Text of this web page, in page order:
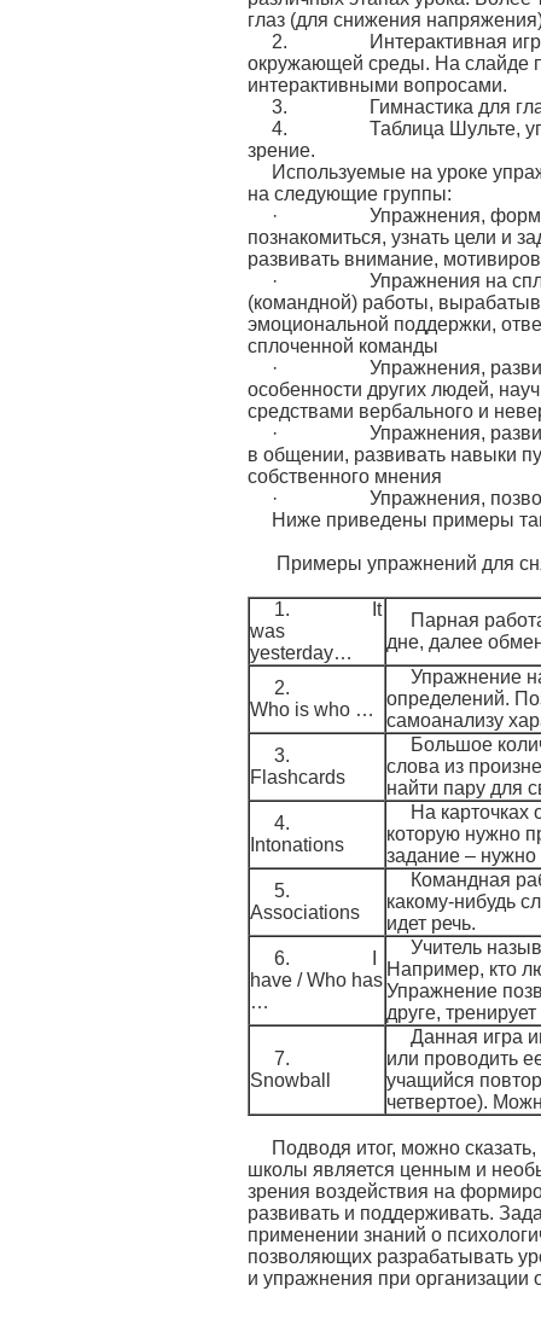
глаз (для снижения
2. Интерактивная игра
окружающей среды. На слайде
интерактивными вопросами.
3. Гимнастика для глаз,
4. Таблица Шульте,
зрение.
Используемые на уроке
на следующие группы:
· Упражнения,
познакомиться, узнать цели и
развивать внимание,
· Упражнения на
(командной) работы,
эмоциональной поддержки,
сплоченной команды
· Упражнения,
особенности других людей,
средствами вербального и
· Упражнения,
в общении, развивать навыки
собственного мнения
· Упражнения,
Ниже приведены примеры
Примеры упражнений для
1. It
was
yesterday…
Парная
дне, далее
2.
Who is who …
Упражнение
определений.
самоанализу
3.
Flashcards
Большое
слова из
найти пару для
4.
Intonations
На
которую нужно
задание – нужно
5.
Associations
Командная
какому-нибудь
идет речь.
6. I
have / Who has
…
Учитель
Например, кто
Упражнение
друге,
7.
Snowball
Данная игра
или проводить
учащийся
четвертое).
Подводя итог, можно
школы является ценным и
зрения воздействия на
развивать и поддерживать.
применении знаний о
позволяющих разрабатывать
и упражнения при организации